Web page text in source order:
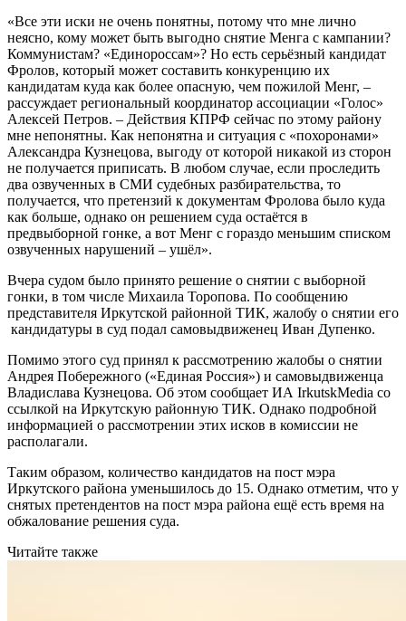
«Все эти иски не очень понятны, потому что мне лично
неясно, кому может быть выгодно снятие Менга с кампании?
Коммунистам? «Единороссам»? Но есть серьёзный кандидат
Фролов, который может составить конкуренцию их
кандидатам куда как более опасную, чем пожилой Менг, –
рассуждает региональный координатор ассоциации «Голос»
Алексей Петров. – Действия КПРФ сейчас по этому району
мне непонятны. Как непонятна и ситуация с «похоронами»
Александра Кузнецова, выгоду от которой никакой из сторон
не получается приписать. В любом случае, если проследить
два озвученных в СМИ судебных разбирательства, то
получается, что претензий к документам Фролова было куда
как больше, однако он решением суда остаётся в
предвыборной гонке, а вот Менг с гораздо меньшим списком
озвученных нарушений – ушёл».
Вчера судом было принято решение о снятии с выборной
гонки, в том числе Михаила Торопова. По сообщению
представителя Иркутской районной ТИК, жалобу о снятии его
кандидатуры в суд подал самовыдвиженец Иван Дупенко.
Помимо этого суд принял к рассмотрению жалобы о снятии
Андрея Побережного («Единая Россия») и самовыдвиженца
Владислава Кузнецова. Об этом сообщает ИА IrkutskMedia со
ссылкой на Иркутскую районную ТИК. Однако подробной
информацией о рассмотрении этих исков в комиссии не
располагали.
Таким образом, количество кандидатов на пост мэра
Иркутского района уменьшилось до 15. Однако отметим, что у
снятых претендентов на пост мэра района ещё есть время на
обжалование решения суда.
Читайте также